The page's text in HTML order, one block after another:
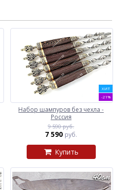
ХИТ
-21%
Набор шампуров без чехла -
Россия
9 590 руб.
7 590 руб.
Купить